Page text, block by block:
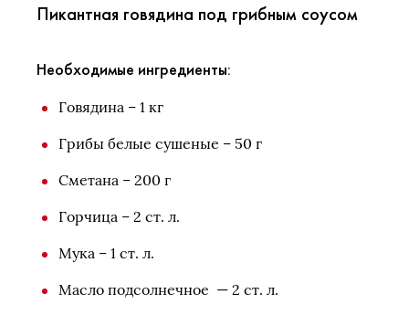
Пикантная говядина под грибным соусом
Необходимые ингредиенты:
Говядина – 1 кг
Грибы белые сушеные – 50 г
Сметана – 200 г
Горчица – 2 ст. л.
Мука – 1 ст. л.
Масло подсолнечное — 2 ст. л.